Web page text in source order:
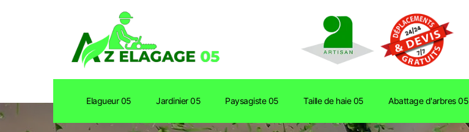
Elagueur 05 Jardinier 05 Paysagiste 05 Taille de haie 05 Abattage d'arbres 05